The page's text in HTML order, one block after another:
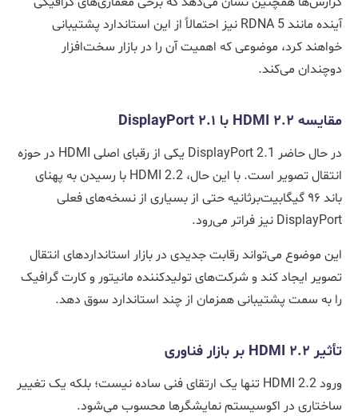
آینده مانند RDNA 5 نیز احتمالاً از این استاندارد پشتیبانی
خواهند کرد، موضوعی که اهمیت آن را در بازار سخت‌افزار
دوچندان می‌کند.
مقایسه HDMI 2.2 با DisplayPort 2.1
در حال حاضر DisplayPort 2.1 یکی از رقبای اصلی HDMI در حوزه
انتقال تصویر است. با این حال، HDMI 2.2 با رسیدن به پهنای
باند ۹۶ گیگابیت‌برثانیه حتی از بسیاری از نسخه‌های فعلی
DisplayPort نیز فراتر می‌رود.
این موضوع می‌تواند رقابت جدیدی در بازار استانداردهای انتقال
تصویر ایجاد کند و شرکت‌های تولیدکننده مانیتور و کارت گرافیک
را به سمت پشتیبانی همزمان از چند استاندارد سوق دهد.
تأثیر HDMI 2.2 بر بازار فناوری
ورود HDMI 2.2 تنها یک ارتقای فنی ساده نیست؛ بلکه یک تغییر
ساختاری در اکوسیستم نمایشگرها محسوب می‌شود.